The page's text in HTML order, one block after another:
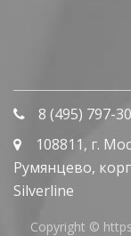
8 (495) 797-
108811, г.
Румянцево,
Silverline
Copyright ©